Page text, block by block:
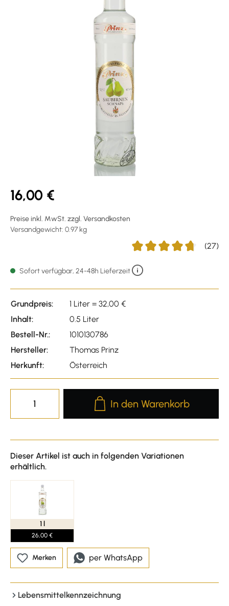
16,00 €
Preise inkl. MwSt. zzgl. Versandkosten
Versandgewicht: 0.97 kg
(27)
Sofort verfügbar, 24-48h Lieferzeit
Grundpreis:
1 Liter = 32,00 €
Inhalt:
0.5 Liter
Bestell-Nr.:
1010130786
Hersteller:
Thomas Prinz
Herkunft:
Österreich
Produkt Anzahl: Gib den
In den Warenkorb
Dieser Artikel ist auch in folgenden Variationen
erhältlich.
1 l
26,00 €
Merken per WhatsApp
Lebensmittelkennzeichnung